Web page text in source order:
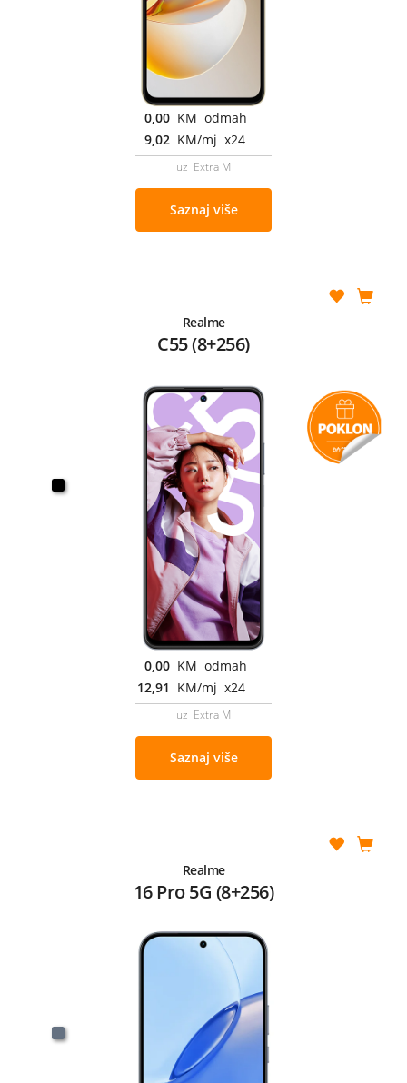
0,00 KM odmah
9,02 KM/mj x24
uz Extra M
Saznaj više
Realme
C55 (8+256)
0,00 KM odmah
12,91 KM/mj x24
uz Extra M
Saznaj više
Realme
16 Pro 5G (8+256)